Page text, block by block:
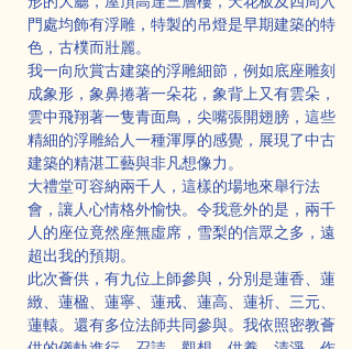
門處均飾有浮雕，特製的吊燈是早期建築的特
色，古樸而壯麗。
我一向欣賞古建築的浮雕細節，例如底座雕刻
成象形，象鼻捲著一朵花，象背上又有雲朵，
雲中飛翔著一隻青面鳥，尖嘴張開翅膀，這些
精細的浮雕給人一種渾厚的感覺，展現了中古
建築的精湛工藝與非凡想像力。
大禮堂可容納兩千人，這樣的場地來舉行法
會，讓人心情格外愉快。令我意外的是，兩千
人的座位竟然座無虛席，雪梨的信眾之多，遠
超出我的預期。
此次薈供，有九位上師參與，分別是蓮香、蓮
緻、蓮楹、蓮寧、蓮戒、蓮高、蓮祈、三元、
蓮轅。還有多位法師共同參與。我依照密教薈